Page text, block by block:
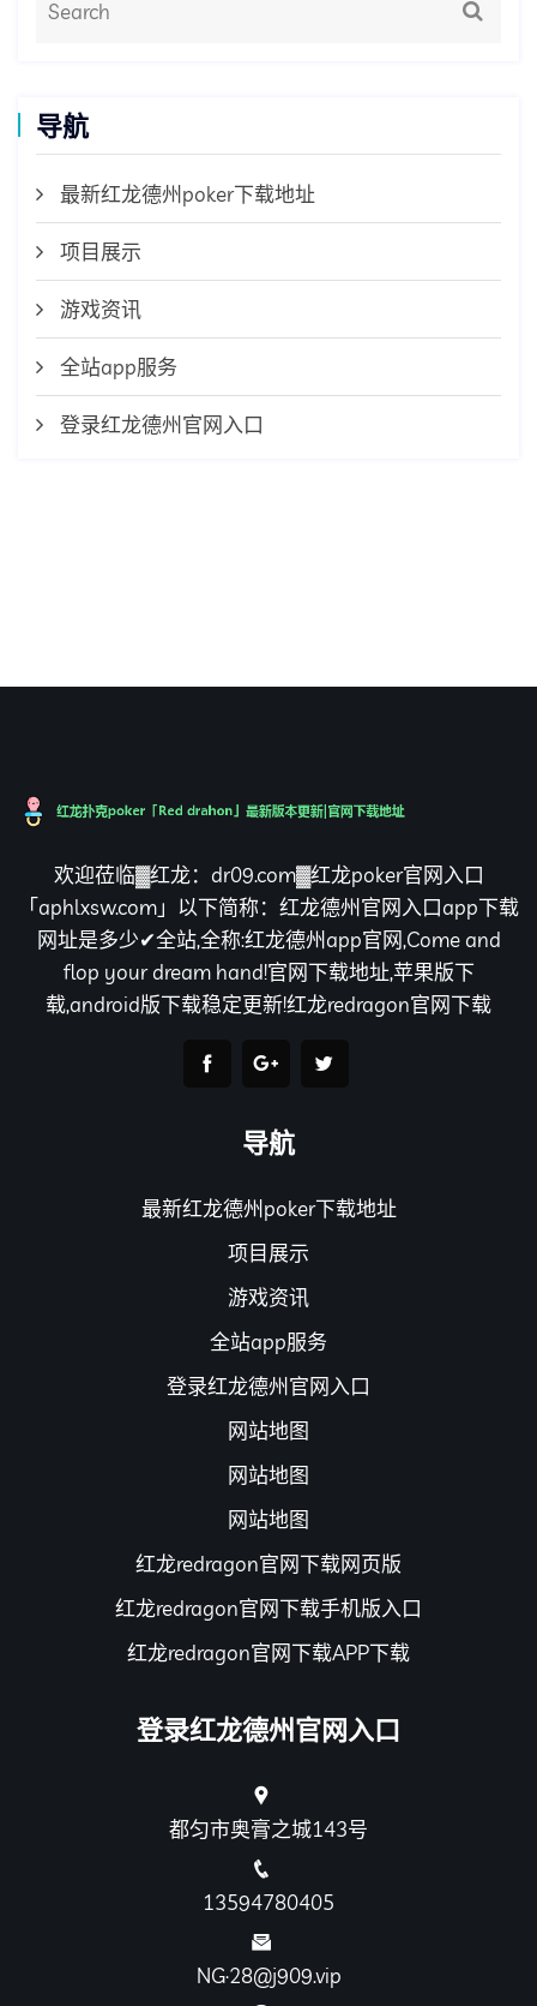
导航
最新红龙德州poker下载地址
项目展示
游戏资讯
全站app服务
登录红龙德州官网入口
欢迎莅临▓红龙：dr09.com▓红龙poker官网入口
「aphlxsw.com」以下简称：红龙德州官网入口app下载
网址是多少✔全站,全称:红龙德州app官网,Come and
flop your dream hand!官网下载地址,苹果版下
载,android版下载稳定更新!红龙redragon官网下载
导航
最新红龙德州poker下载地址
项目展示
游戏资讯
全站app服务
登录红龙德州官网入口
网站地图
网站地图
网站地图
红龙redragon官网下载网页版
红龙redragon官网下载手机版入口
红龙redragon官网下载APP下载
登录红龙德州官网入口
都匀市奥膏之城143号
13594780405
NG·28@j909.vip